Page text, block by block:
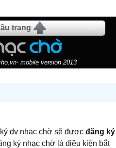
trang
mobile version 2013
dv nhạc chờ sẽ được đăng ký
ký nhạc chờ là điều kiện bắt